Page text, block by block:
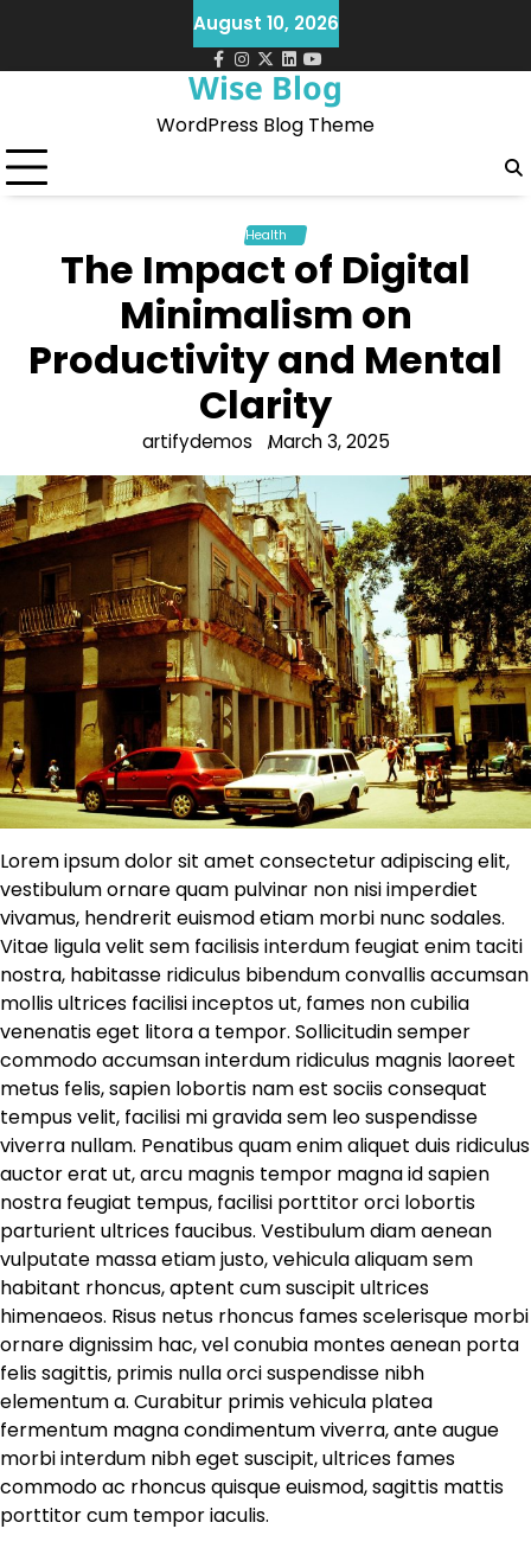
content
August 10, 2026
facebook
instagram
twitter
Linkedin
Youtube
Wise Blog
WordPress Blog Theme
Health
The Impact of Digital
Minimalism on
Productivity and Mental
Clarity
artifydemos March 3, 2025
Lorem ipsum dolor sit amet consectetur adipiscing elit,
vestibulum ornare quam pulvinar non nisi imperdiet
vivamus, hendrerit euismod etiam morbi nunc sodales.
Vitae ligula velit sem facilisis interdum feugiat enim taciti
nostra, habitasse ridiculus bibendum convallis accumsan
mollis ultrices facilisi inceptos ut, fames non cubilia
venenatis eget litora a tempor. Sollicitudin semper
commodo accumsan interdum ridiculus magnis laoreet
metus felis, sapien lobortis nam est sociis consequat
tempus velit, facilisi mi gravida sem leo suspendisse
viverra nullam. Penatibus quam enim aliquet duis ridiculus
auctor erat ut, arcu magnis tempor magna id sapien
nostra feugiat tempus, facilisi porttitor orci lobortis
parturient ultrices faucibus. Vestibulum diam aenean
vulputate massa etiam justo, vehicula aliquam sem
habitant rhoncus, aptent cum suscipit ultrices
himenaeos. Risus netus rhoncus fames scelerisque morbi
ornare dignissim hac, vel conubia montes aenean porta
felis sagittis, primis nulla orci suspendisse nibh
elementum a. Curabitur primis vehicula platea
fermentum magna condimentum viverra, ante augue
morbi interdum nibh eget suscipit, ultrices fames
commodo ac rhoncus quisque euismod, sagittis mattis
porttitor cum tempor iaculis.